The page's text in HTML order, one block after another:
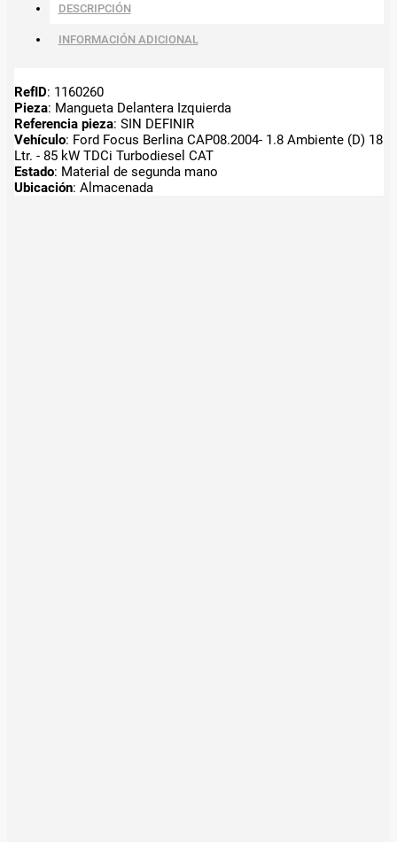
DESCRIPCIÓN
INFORMACIÓN ADICIONAL
RefID: 1160260
Pieza: Mangueta Delantera Izquierda
Referencia pieza: SIN DEFINIR
Vehículo: Ford Focus Berlina CAP08.2004- 1.8 Ambiente (D) 18
Ltr. - 85 kW TDCi Turbodiesel CAT
Estado: Material de segunda mano
Ubicación: Almacenada